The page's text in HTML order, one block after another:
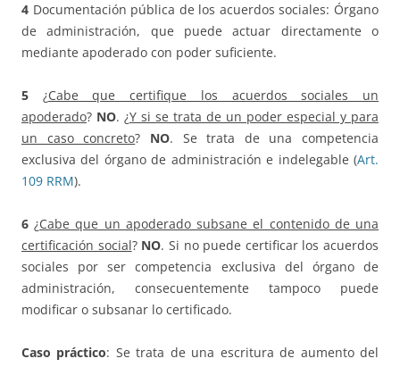
4 Documentación pública de los acuerdos sociales: Órgano
de administración, que puede actuar directamente o
mediante apoderado con poder suficiente.
5 ¿Cabe que certifique los acuerdos sociales un
apoderado? NO. ¿Y si se trata de un poder especial y para
un caso concreto? NO. Se trata de una competencia
exclusiva del órgano de administración e indelegable (Art.
109 RRM).
6 ¿Cabe que un apoderado subsane el contenido de una
certificación social? NO. Si no puede certificar los acuerdos
sociales por ser competencia exclusiva del órgano de
administración, consecuentemente tampoco puede
modificar o subsanar lo certificado.
Caso práctico: Se trata de una escritura de aumento del